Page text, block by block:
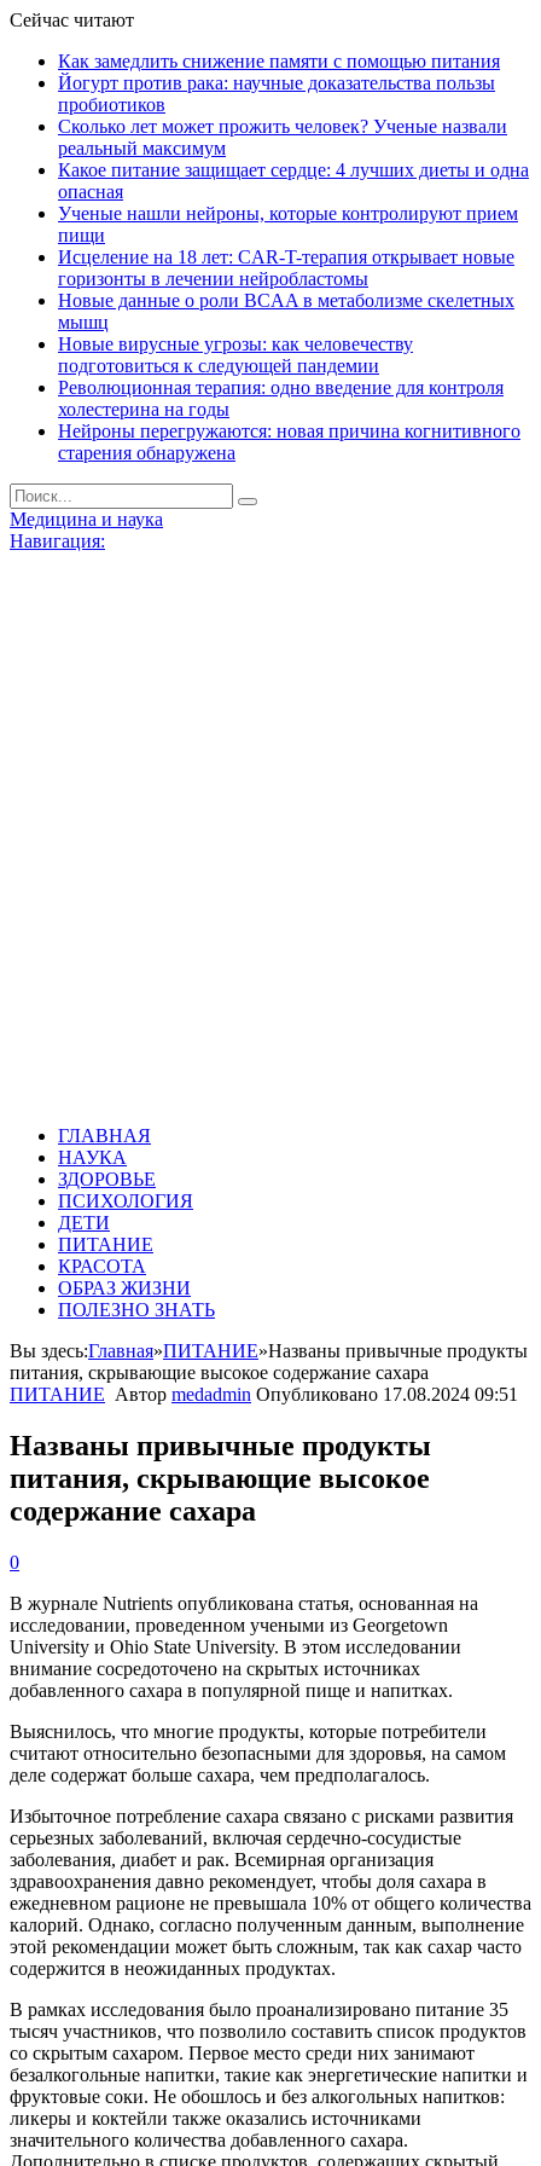
Сейчас читают
Как замедлить снижение памяти с помощью питания
Йогурт против рака: научные доказательства пользы
пробиотиков
Сколько лет может прожить человек? Ученые назвали
реальный максимум
Какое питание защищает сердце: 4 лучших диеты и одна
опасная
Ученые нашли нейроны, которые контролируют прием
пищи
Исцеление на 18 лет: CAR-T-терапия открывает новые
горизонты в лечении нейробластомы
Новые данные о роли BCAA в метаболизме скелетных
мышц
Новые вирусные угрозы: как человечеству
подготовиться к следующей пандемии
Революционная терапия: одно введение для контроля
холестерина на годы
Нейроны перегружаются: новая причина когнитивного
старения обнаружена
Медицина и наука
Навигация:
ГЛАВНАЯ
НАУКА
ЗДОРОВЬЕ
ПСИХОЛОГИЯ
ДЕТИ
ПИТАНИЕ
КРАСОТА
ОБРАЗ ЖИЗНИ
ПОЛЕЗНО ЗНАТЬ
Вы здесь:Главная»ПИТАНИЕ»Названы привычные продукты
питания, скрывающие высокое содержание сахара
ПИТАНИЕ Автор medadmin Опубликовано 17.08.2024 09:51
Названы привычные продукты
питания, скрывающие высокое
содержание сахара
0
В журнале Nutrients опубликована статья, основанная на
исследовании, проведенном учеными из Georgetown
University и Ohio State University. В этом исследовании
внимание сосредоточено на скрытых источниках
добавленного сахара в популярной пище и напитках.
Выяснилось, что многие продукты, которые потребители
считают относительно безопасными для здоровья, на самом
деле содержат больше сахара, чем предполагалось.
Избыточное потребление сахара связано с рисками развития
серьезных заболеваний, включая сердечно-сосудистые
заболевания, диабет и рак. Всемирная организация
здравоохранения давно рекомендует, чтобы доля сахара в
ежедневном рационе не превышала 10% от общего количества
калорий. Однако, согласно полученным данным, выполнение
этой рекомендации может быть сложным, так как сахар часто
содержится в неожиданных продуктах.
В рамках исследования было проанализировано питание 35
тысяч участников, что позволило составить список продуктов
со скрытым сахаром. Первое место среди них занимают
безалкогольные напитки, такие как энергетические напитки и
фруктовые соки. Не обошлось и без алкогольных напитков:
ликеры и коктейли также оказались источниками
значительного количества добавленного сахара.
Дополнительно в списке продуктов, содержащих скрытый